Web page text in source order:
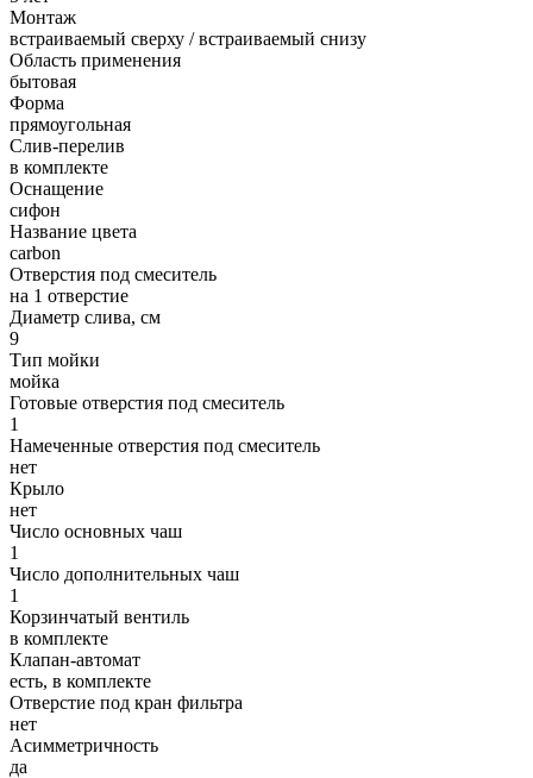
Монтаж
встраиваемый сверху / встраиваемый снизу
Область применения
бытовая
Форма
прямоугольная
Слив-перелив
в комплекте
Оснащение
сифон
Название цвета
carbon
Отверстия под смеситель
на 1 отверстие
Диаметр слива, см
9
Тип мойки
мойка
Готовые отверстия под смеситель
1
Намеченные отверстия под смеситель
нет
Крыло
нет
Число основных чаш
1
Число дополнительных чаш
1
Корзинчатый вентиль
в комплекте
Клапан-автомат
есть, в комплекте
Отверстие под кран фильтра
нет
Асимметричность
да